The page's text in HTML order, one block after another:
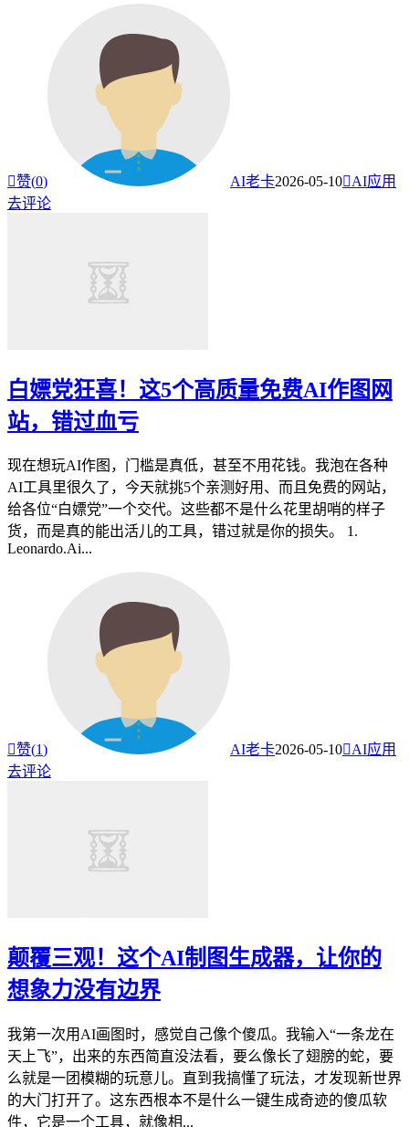
赞(0) AI老卡2026-05-10AI应用
去评论
白嫖党狂喜！这5个高质量免费AI作图网
站，错过血亏
现在想玩AI作图，门槛是真低，甚至不用花钱。我泡在各种
AI工具里很久了，今天就挑5个亲测好用、而且免费的网站，
给各位“白嫖党”一个交代。这些都不是什么花里胡哨的样子
货，而是真的能出活儿的工具，错过就是你的损失。 1.
Leonardo.Ai...
赞(1) AI老卡2026-05-10AI应用
去评论
颠覆三观！这个AI制图生成器，让你的
想象力没有边界
我第一次用AI画图时，感觉自己像个傻瓜。我输入“一条龙在
天上飞”，出来的东西简直没法看，要么像长了翅膀的蛇，要
么就是一团模糊的玩意儿。直到我搞懂了玩法，才发现新世界
的大门打开了。这东西根本不是什么一键生成奇迹的傻瓜软
件，它是一个工具，就像相...